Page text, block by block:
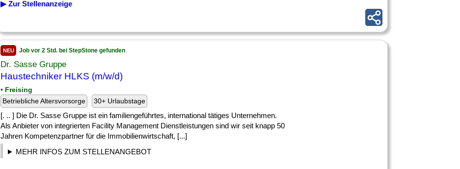
▶ Zur Stellenanzeige
NEU Job vor 2 Std. bei StepStone gefunden
Dr. Sasse Gruppe
Haustechniker HLKS (m/w/d)
• Freising
Betriebliche Altersvorsorge
30+ Urlaubstage
[. .. ] Die Dr. Sasse Gruppe ist ein familiengeführtes, international tätiges Unternehmen.
Als Anbieter von integrierten Facility Management Dienstleistungen sind wir seit knapp 50
Jahren Kompetenzpartner für die Immobilienwirtschaft, [...]
MEHR INFOS ZUM STELLENANGEBOT